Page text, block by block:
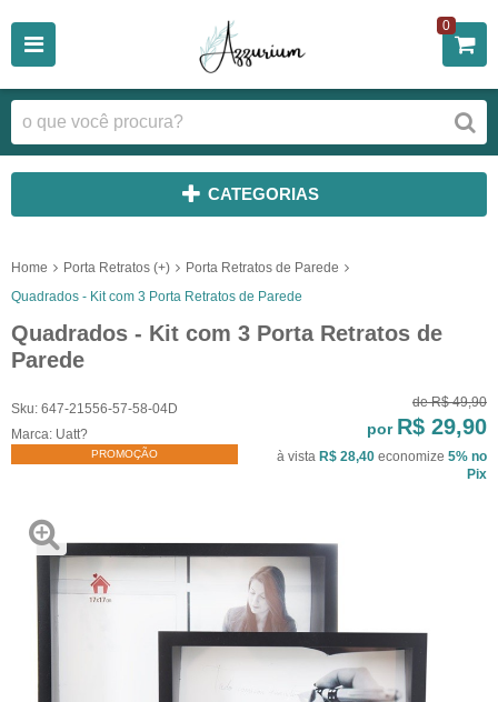
0
CATEGORIAS
Home Porta Retratos (+)
Porta Retratos de Parede
Quadrados - Kit com 3 Porta Retratos de Parede
Quadrados - Kit com 3 Porta Retratos de
Parede
Sku: 647-21556-57-58-04D
Marca: Uatt?
PROMOÇÃO
de R$ 49,90
por R$ 29,90
à vista R$ 28,40 economize 5% no
Pix